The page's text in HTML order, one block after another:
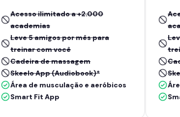
Acesso ilimitado a +2.000
academias
Leve 5 amigos por mês para
treinar com você
Cadeira de massagem
Skeelo App (Audiobook)*
Área de musculação e aeróbicos
Smart Fit App